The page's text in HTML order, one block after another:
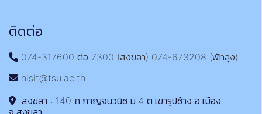
ติดต่อ
074-317600 ต่อ 7300 (สงขลา) 074-673208 (พัทลุง)
nisit@tsu.ac.th
สงขลา : 140 ถ.กาญจนวนิช ม.4 ต.เขารูปช้าง อ.เมือง
จ.สงขลา